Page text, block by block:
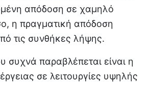
απόδοση σε χαμηλό
η πραγματική απόδοση
τις συνθήκες λήψης.
συχνά παραβλέπεται είναι η
σε λειτουργίες υψηλής